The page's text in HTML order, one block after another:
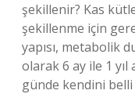
şekillenir? Kas
şekillenme için
yapısı, metabolik
olarak 6 ay ile 1 yıl
günde kendini